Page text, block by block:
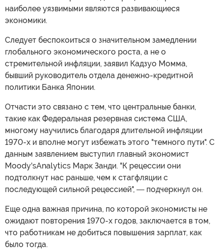
наиболее уязвимыми являются развивающиеся
экономики.
Следует беспокоиться о значительном замедлении
глобального экономического роста, а не о
стремительной инфляции, заявил Кадзуо Момма,
бывший руководитель отдела денежно-кредитной
политики Банка Японии.
Отчасти это связано с тем, что центральные банки,
такие как Федеральная резервная система США,
многому научились благодаря длительной инфляции
1970-х и вполне могут избежать этого "темного пути". С
данным заявлением выступил главный экономист
Moody'sAnalytics Марк Занди. "К рецессии они
подтолкнут нас раньше, чем к стагфляции с
последующей сильной рецессией", ― подчеркнул он.
Еще одна важная причина, по которой экономисты не
ожидают повторения 1970-х годов, заключается в том,
что работникам не добиться повышения зарплат, как
было тогда.